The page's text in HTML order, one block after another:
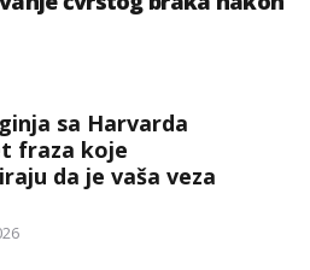
sa Harvarda
fraza koje
da je vaša veza